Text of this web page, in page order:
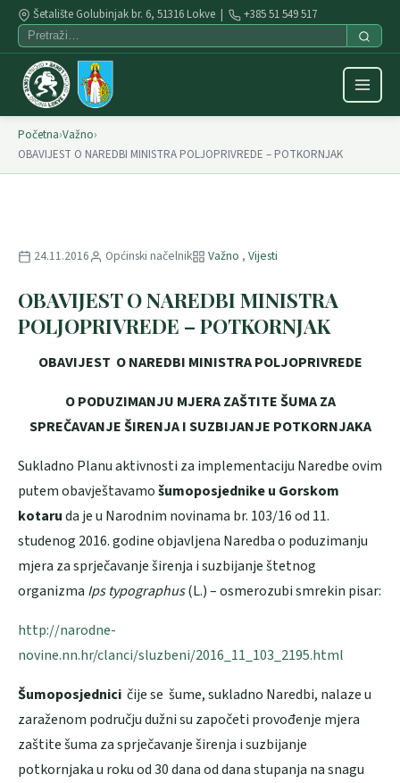
Šetalište Golubinjak br. 6, 51316 Lokve | +385 51 549 517
Početna›Važno›
OBAVIJEST O NAREDBI MINISTRA POLJOPRIVREDE – POTKORNJAK
24.11.2016 Općinski načelnik Važno , Vijesti
OBAVIJEST O NAREDBI MINISTRA
POLJOPRIVREDE – POTKORNJAK
OBAVIJEST O NAREDBI MINISTRA POLJOPRIVREDE
O PODUZIMANJU MJERA ZAŠTITE ŠUMA ZA
SPREČAVANJE ŠIRENJA I SUZBIJANJE POTKORNJAKA
Sukladno Planu aktivnosti za implementaciju Naredbe ovim
putem obavještavamošumoposjednike u Gorskom
kotaruda je u Narodnim novinama br. 103/16 od 11.
studenog 2016. godine objavljena Naredba o poduzimanju
mjera za sprječavanje širenja i suzbijanje štetnog
organizma Ips typographus(L.) – osmerozubi smrekin pisar:
http://narodne-
novine.nn.hr/clanci/sluzbeni/2016_11_103_2195.html
Šumoposjednici čije se šume, sukladno Naredbi, nalaze u
zaraženom području dužni su započeti provođenje mjera
zaštite šuma za sprječavanje širenja i suzbijanje
potkornjaka u roku od 30 dana od dana stupanja na snagu